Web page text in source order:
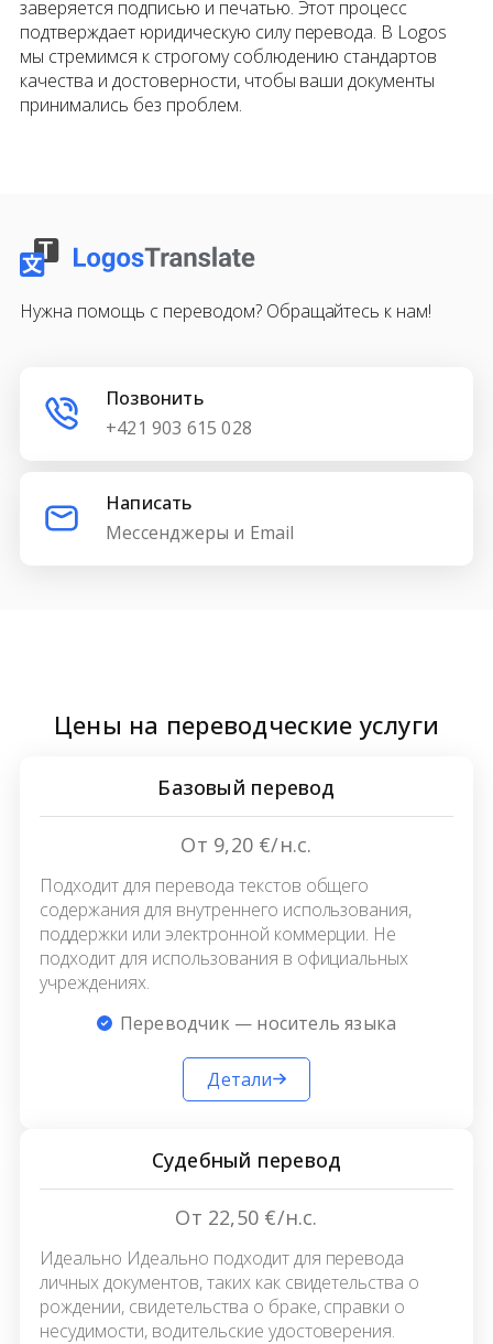
заверяется подписью и печатью. Этот процесс
подтверждает юридическую силу перевода. В Logos
мы стремимся к строгому соблюдению стандартов
качества и достоверности, чтобы ваши документы
принимались без проблем.
Нужна помощь с переводом? Обращайтесь к нам!
Позвонить
+421 903 615 028
Написать
Мессенджеры и Email
Цены на переводческие услуги
Базовый перевод
От 9,20 €/н.с.
Подходит для перевода текстов общего
содержания для внутреннего использования,
поддержки или электронной коммерции. Не
подходит для использования в официальных
учреждениях.
Переводчик — носитель языка
Детали
Судебный перевод
От 22,50 €/н.с.
Идеально Идеально подходит для перевода
личных документов, таких как свидетельства о
рождении, свидетельства о браке, справки о
несудимости, водительские удостоверения.